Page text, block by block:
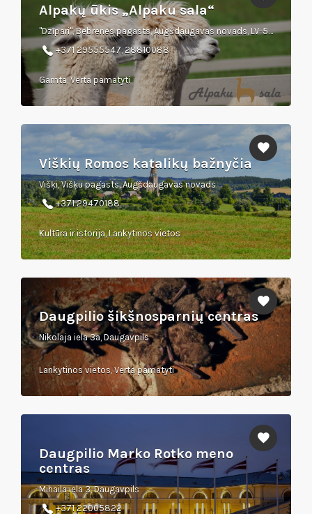
Alpakų ūkis „Alpaku sala“
"Dzīpari", Bebrenes pagasts, Augšdaugavas novads, LV-5439
+371 29555547, 28810088
Gamta, Verta pamatyti
Viškių Romos katalikų bažnyčia
Višķi, Višķu pagasts, Augšdaugavas novads
+371 29470188
Kultūra ir istorija, Lankytinos vietos
Daugpilio šikšnosparnių centras
Nikolaja iela 3a, Daugavpils
Lankytinos vietos, Verta pamatyti
Daugpilio Marko Rotko meno
centras
Mihaila iela 3, Daugavpils
+371 22005822